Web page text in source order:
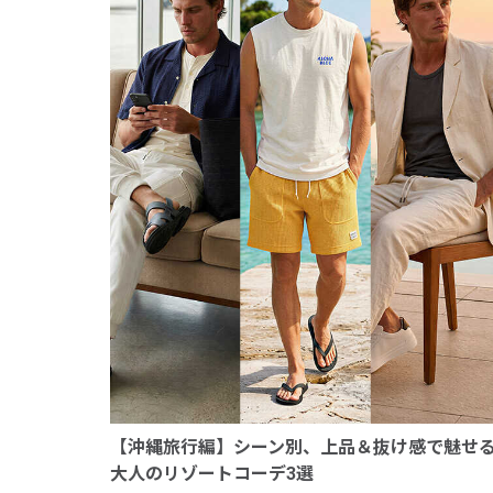
【沖縄旅行編】シーン別、上品＆抜け感で魅せ
大人のリゾートコーデ3選